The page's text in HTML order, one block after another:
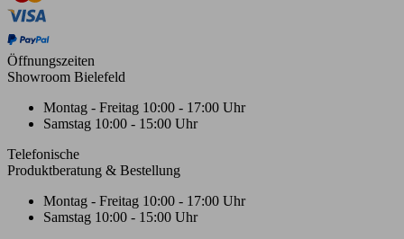
Öffnungszeiten
Showroom Bielefeld
Montag - Freitag 10:00 - 17:00 Uhr
Samstag 10:00 - 15:00 Uhr
Telefonische
Produktberatung & Bestellung
Montag - Freitag 10:00 - 17:00 Uhr
Samstag 10:00 - 15:00 Uhr